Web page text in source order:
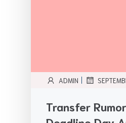
ADMIN
Transfer